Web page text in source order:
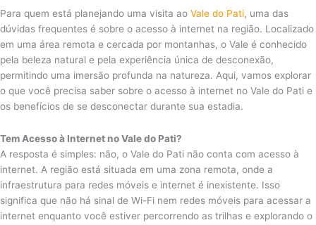
Para quem está planejando uma visita ao Vale do Pati, uma das
dúvidas frequentes é sobre o acesso à internet na região. Localizado
em uma área remota e cercada por montanhas, o Vale é conhecido
pela beleza natural e pela experiência única de desconexão,
permitindo uma imersão profunda na natureza. Aqui, vamos explorar
o que você precisa saber sobre o acesso à internet no Vale do Pati e
os benefícios de se desconectar durante sua estadia.
Tem Acesso à Internet no Vale do Pati?
A resposta é simples: não, o Vale do Pati não conta com acesso à
internet. A região está situada em uma zona remota, onde a
infraestrutura para redes móveis e internet é inexistente. Isso
significa que não há sinal de Wi-Fi nem redes móveis para acessar a
internet enquanto você estiver percorrendo as trilhas e explorando o